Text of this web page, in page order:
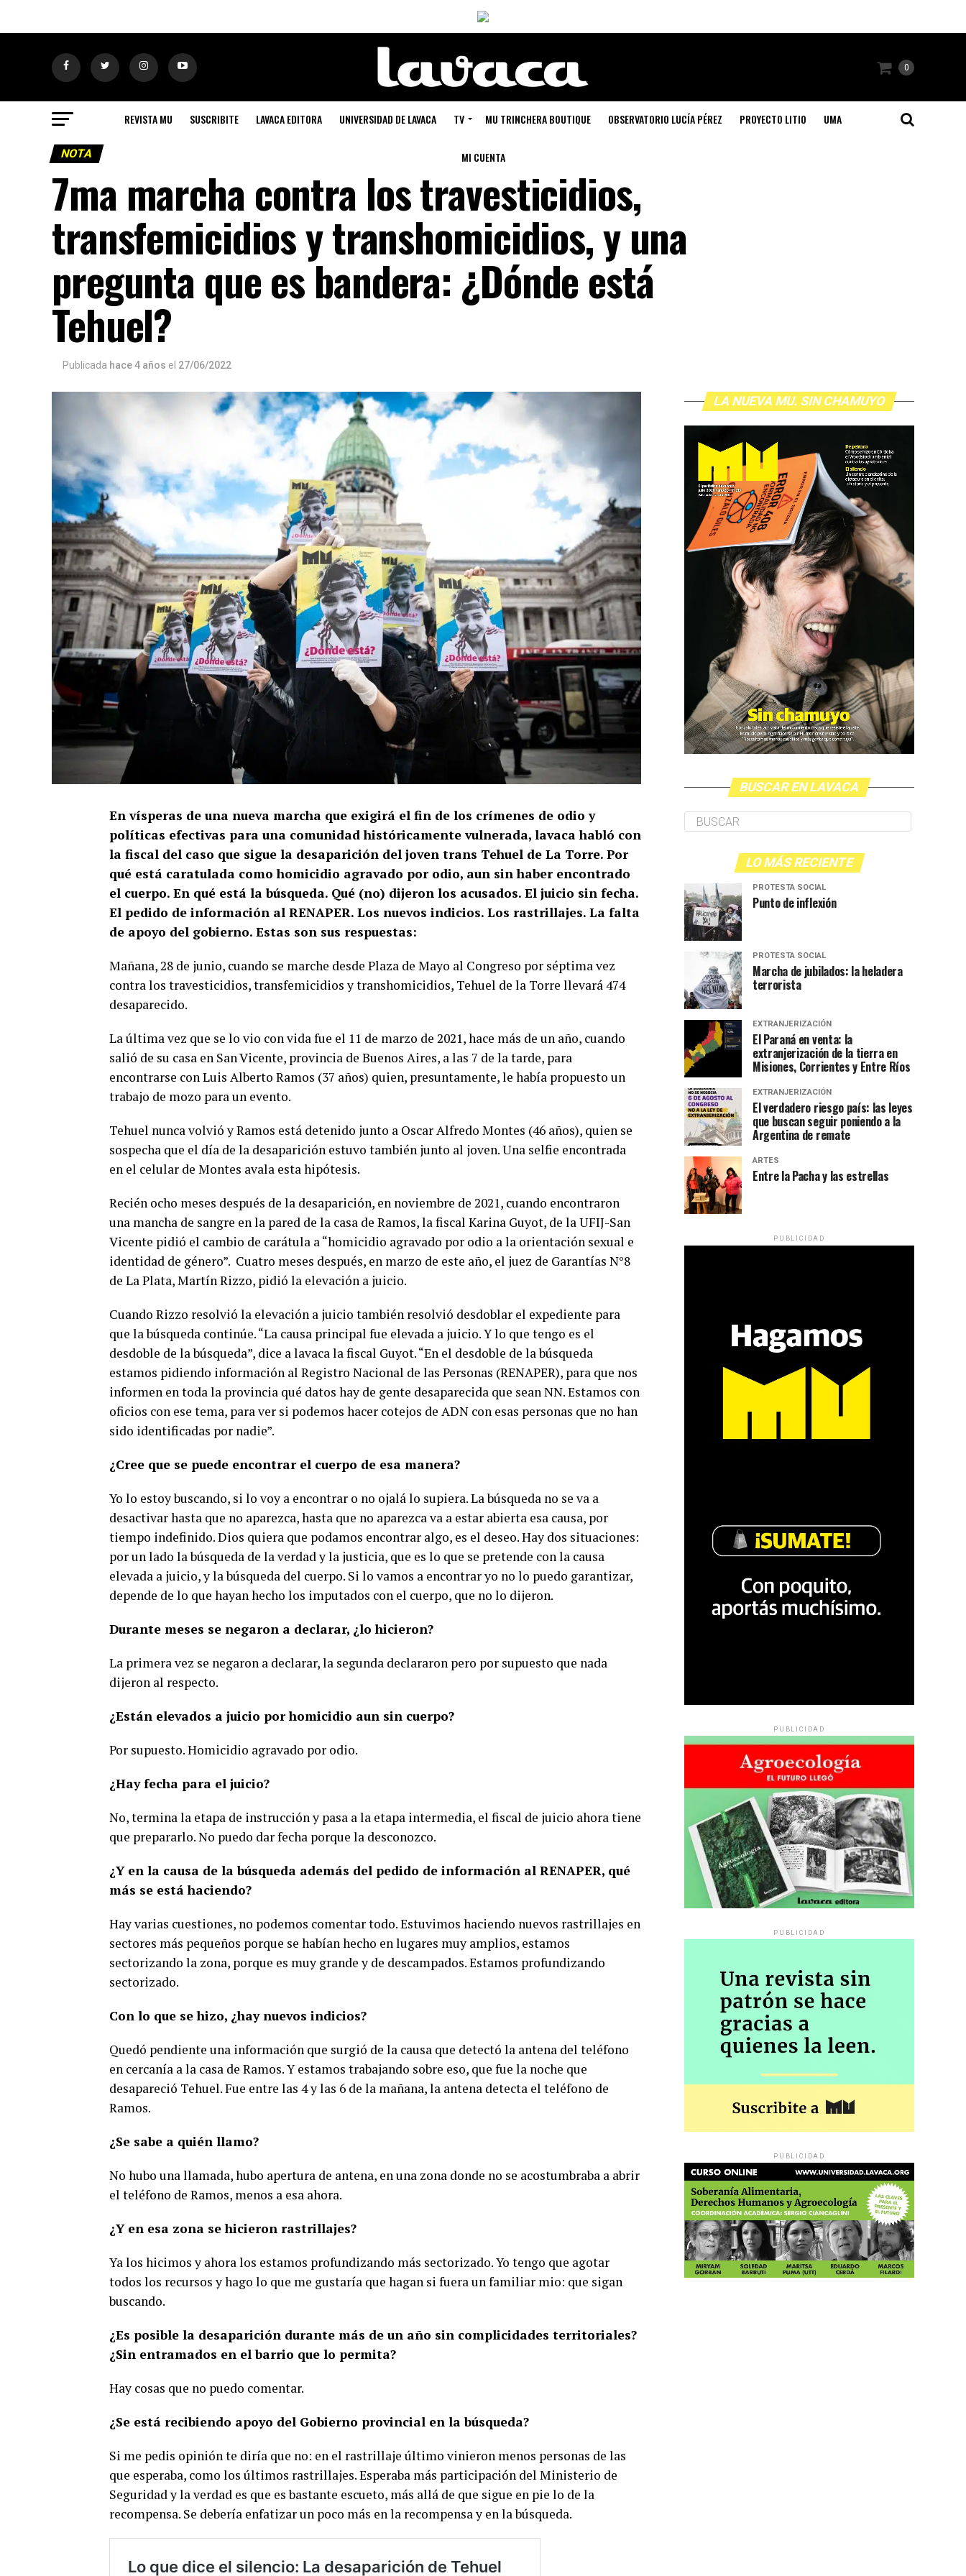
0
REVISTA MU SUSCRIBITE LAVACA EDITORA UNIVERSIDAD DE LAVACA TV MU TRINCHERA BOUTIQUE OBSERVATORIO LUCÍA PÉREZ PROYECTO LITIO UMA
MI CUENTA
NOTA
7ma marcha contra los travesticidios,
transfemicidios y transhomicidios, y una
pregunta que es bandera: ¿Dónde está
Tehuel?
Publicada hace 4 años el 27/06/2022
En vísperas de una nueva marcha que exigirá el fin de los crímenes de odio y
políticas efectivas para una comunidad históricamente vulnerada, lavaca habló con
la fiscal del caso que sigue la desaparición del joven trans Tehuel de La Torre. Por
qué está caratulada como homicidio agravado por odio, aun sin haber encontrado
el cuerpo. En qué está la búsqueda. Qué (no) dijeron los acusados. El juicio sin fecha.
El pedido de información al RENAPER. Los nuevos indicios. Los rastrillajes. La falta
de apoyo del gobierno. Estas son sus respuestas:
Mañana, 28 de junio, cuando se marche desde Plaza de Mayo al Congreso por séptima vez
contra los travesticidios, transfemicidios y transhomicidios, Tehuel de la Torre llevará 474
desaparecido.
La última vez que se lo vio con vida fue el 11 de marzo de 2021, hace más de un año, cuando
salió de su casa en San Vicente, provincia de Buenos Aires, a las 7 de la tarde, para
encontrarse con Luis Alberto Ramos (37 años) quien, presuntamente, le había propuesto un
trabajo de mozo para un evento.
Tehuel nunca volvió y Ramos está detenido junto a Oscar Alfredo Montes (46 años), quien se
sospecha que el día de la desaparición estuvo también junto al joven. Una selfie encontrada
en el celular de Montes avala esta hipótesis.
Recién ocho meses después de la desaparición, en noviembre de 2021, cuando encontraron
una mancha de sangre en la pared de la casa de Ramos, la fiscal Karina Guyot, de la UFIJ-San
Vicente pidió el cambio de carátula a “homicidio agravado por odio a la orientación sexual e
identidad de género”. Cuatro meses después, en marzo de este año, el juez de Garantías N°8
de La Plata, Martín Rizzo, pidió la elevación a juicio.
Cuando Rizzo resolvió la elevación a juicio también resolvió desdoblar el expediente para
que la búsqueda continúe. “La causa principal fue elevada a juicio. Y lo que tengo es el
desdoble de la búsqueda”, dice a lavaca la fiscal Guyot. “En el desdoble de la búsqueda
estamos pidiendo información al Registro Nacional de las Personas (RENAPER), para que nos
informen en toda la provincia qué datos hay de gente desaparecida que sean NN. Estamos con
oficios con ese tema, para ver si podemos hacer cotejos de ADN con esas personas que no han
sido identificadas por nadie”.
¿Cree que se puede encontrar el cuerpo de esa manera?
Yo lo estoy buscando, si lo voy a encontrar o no ojalá lo supiera. La búsqueda no se va a
desactivar hasta que no aparezca, hasta que no aparezca va a estar abierta esa causa, por
tiempo indefinido. Dios quiera que podamos encontrar algo, es el deseo. Hay dos situaciones:
por un lado la búsqueda de la verdad y la justicia, que es lo que se pretende con la causa
elevada a juicio, y la búsqueda del cuerpo. Si lo vamos a encontrar yo no lo puedo garantizar,
depende de lo que hayan hecho los imputados con el cuerpo, que no lo dijeron.
Durante meses se negaron a declarar, ¿lo hicieron?
La primera vez se negaron a declarar, la segunda declararon pero por supuesto que nada
dijeron al respecto.
¿Están elevados a juicio por homicidio aun sin cuerpo?
Por supuesto. Homicidio agravado por odio.
¿Hay fecha para el juicio?
No, termina la etapa de instrucción y pasa a la etapa intermedia, el fiscal de juicio ahora tiene
que prepararlo. No puedo dar fecha porque la desconozco.
¿Y en la causa de la búsqueda además del pedido de información al RENAPER, qué
más se está haciendo?
Hay varias cuestiones, no podemos comentar todo. Estuvimos haciendo nuevos rastrillajes en
sectores más pequeños porque se habían hecho en lugares muy amplios, estamos
sectorizando la zona, porque es muy grande y de descampados. Estamos profundizando
sectorizado.
Con lo que se hizo, ¿hay nuevos indicios?
Quedó pendiente una información que surgió de la causa que detectó la antena del teléfono
en cercanía a la casa de Ramos. Y estamos trabajando sobre eso, que fue la noche que
desapareció Tehuel. Fue entre las 4 y las 6 de la mañana, la antena detecta el teléfono de
Ramos.
¿Se sabe a quién llamo?
No hubo una llamada, hubo apertura de antena, en una zona donde no se acostumbraba a abrir
el teléfono de Ramos, menos a esa ahora.
¿Y en esa zona se hicieron rastrillajes?
Ya los hicimos y ahora los estamos profundizando más sectorizado. Yo tengo que agotar
todos los recursos y hago lo que me gustaría que hagan si fuera un familiar mio: que sigan
buscando.
¿Es posible la desaparición durante más de un año sin complicidades territoriales?
¿Sin entramados en el barrio que lo permita?
Hay cosas que no puedo comentar.
¿Se está recibiendo apoyo del Gobierno provincial en la búsqueda?
Si me pedis opinión te diría que no: en el rastrillaje último vinieron menos personas de las
que esperaba, como los últimos rastrillajes. Esperaba más participación del Ministerio de
Seguridad y la verdad es que es bastante escueto, más allá de que sigue en pie lo de la
recompensa. Se debería enfatizar un poco más en la recompensa y en la búsqueda.
LA NUEVA MU. SIN CHAMUYO
BUSCAR EN LAVACA
LO MÁS RECIENTE
PROTESTA SOCIAL
Punto de inflexión
PROTESTA SOCIAL
Marcha de jubilados: la heladera
terrorista
EXTRANJERIZACIÓN
El Paraná en venta: la
extranjerización de la tierra en
Misiones, Corrientes y Entre Ríos
EXTRANJERIZACIÓN
El verdadero riesgo país: las leyes
que buscan seguir poniendo a la
Argentina de remate
ARTES
Entre la Pacha y las estrellas
PUBLICIDAD
PUBLICIDAD
PUBLICIDAD
PUBLICIDAD